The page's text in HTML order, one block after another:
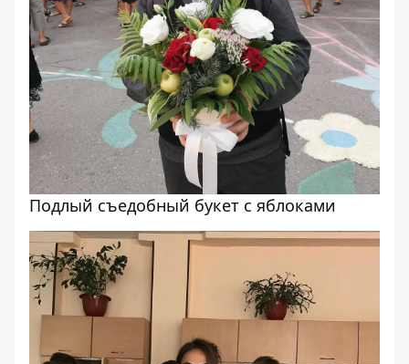
Подлый съедобный букет с яблоками